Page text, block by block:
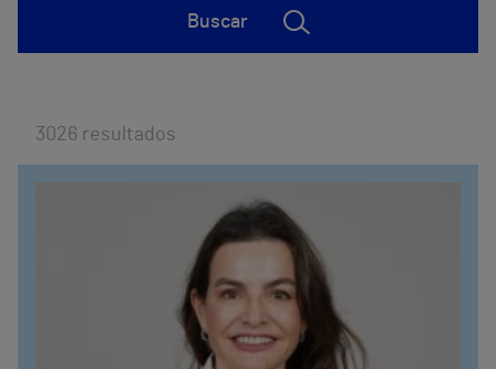
Buscar
3026 resultados